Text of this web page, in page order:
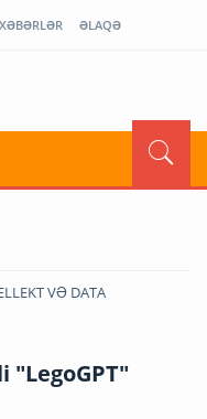
XƏBƏRLƏR ƏLAQƏ
VƏ DATA